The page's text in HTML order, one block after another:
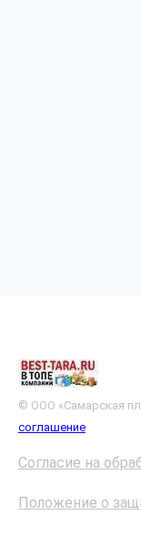
© ООО «Самарская
соглашение
Согласие на
Положение о